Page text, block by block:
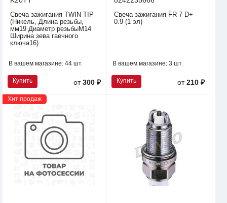
Свеча зажигания TWIN TIP
(Никель, Длина резьбы,
мм19 Диаметр резьбыM14
Ширина зева гаечного
ключа16)
В вашем магазине: 44 шт.
Купить от300 ₽
Свеча зажигания FR 7 D+
0.9 (1 эл)
В вашем магазине: 3 шт.
Купить от210 ₽
Хит продаж